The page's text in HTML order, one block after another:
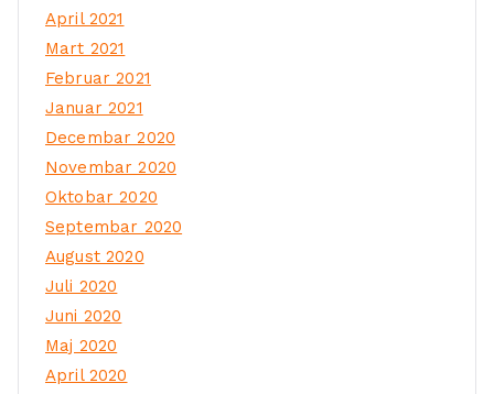
April 2021
Mart 2021
Februar 2021
Januar 2021
Decembar 2020
Novembar 2020
Oktobar 2020
Septembar 2020
August 2020
Juli 2020
Juni 2020
Maj 2020
April 2020